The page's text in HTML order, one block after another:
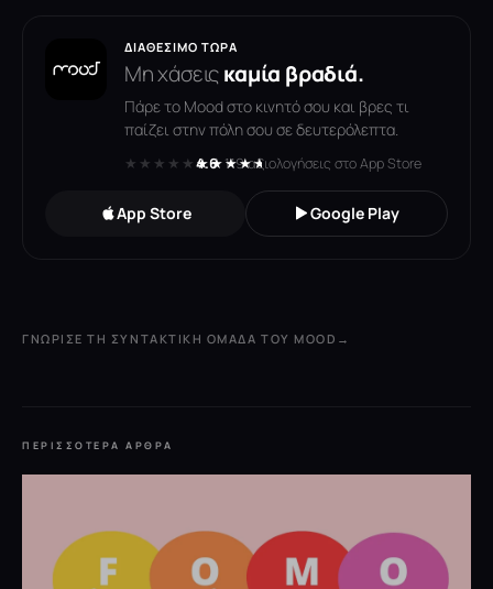
ΔΙΑΘΈΣΙΜΟ ΤΏΡΑ
Μη χάσειςκαμία βραδιά.
Πάρε το Mood στο κινητό σου και βρες τι
παίζει στην πόλη σου σε δευτερόλεπτα.
★★★★★★★★★★
4.6· 119 αξιολογήσεις στο App Store
App Store Google Play
ΓΝΏΡΙΣΕ ΤΗ ΣΥΝΤΑΚΤΙΚΉ ΟΜΆΔΑ ΤΟΥ MOOD →
ΠΕΡΙΣΣΌΤΕΡΑ ΆΡΘΡΑ